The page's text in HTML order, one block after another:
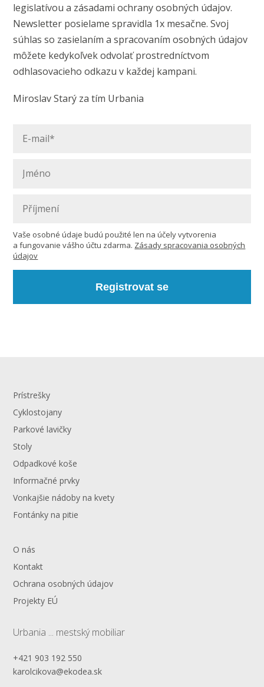
legislatívou a zásadami ochrany osobných údajov.
Newsletter posielame spravidla 1x mesačne. Svoj
súhlas so zasielaním a spracovaním osobných údajov
môžete kedykoľvek odvolať prostredníctvom
odhlasovacieho odkazu v každej kampani.
Miroslav Starý za tím Urbania
Vaše osobné údaje budú použité len na účely vytvorenia
a fungovanie vášho účtu zdarma. Zásady spracovania osobných
údajov
Registrovat se
Prístrešky
Cyklostojany
Parkové lavičky
Stoly
Odpadkové koše
Informačné prvky
Vonkajšie nádoby na kvety
Fontánky na pitie
O nás
Kontakt
Ochrana osobných údajov
Projekty EÚ
Urbania ... mestský mobiliar
+421 903 192 550
karolcikova@ekodea.sk